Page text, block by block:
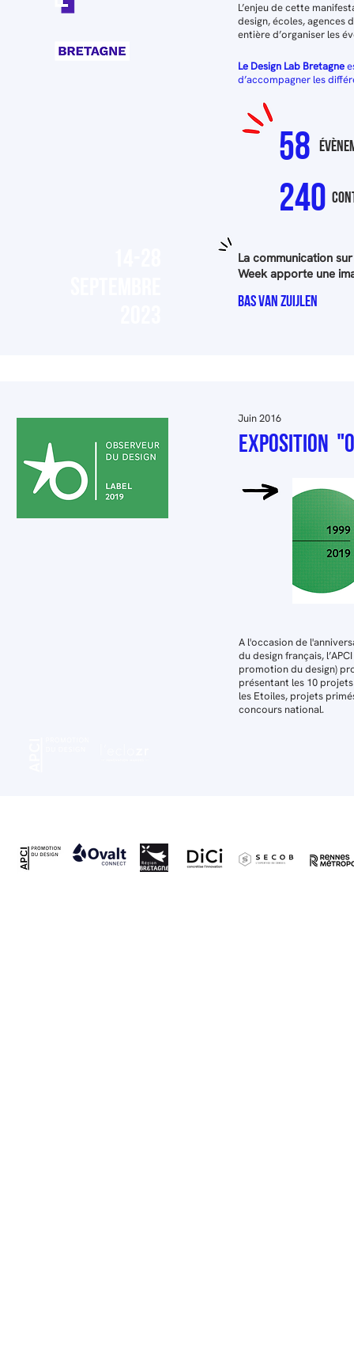
L’enjeu de cette
design, écoles, agences
entière d’organiser les
Le Design Lab Bretagne
d’accompagner les
58
240
BAS VAN ZUIJLEN
La communication
Week apporte une
Juin 2016
exposition
A l'occasion de
du design français,
promotion du design)
présentant les 10
les Etoiles, projets
concours national.